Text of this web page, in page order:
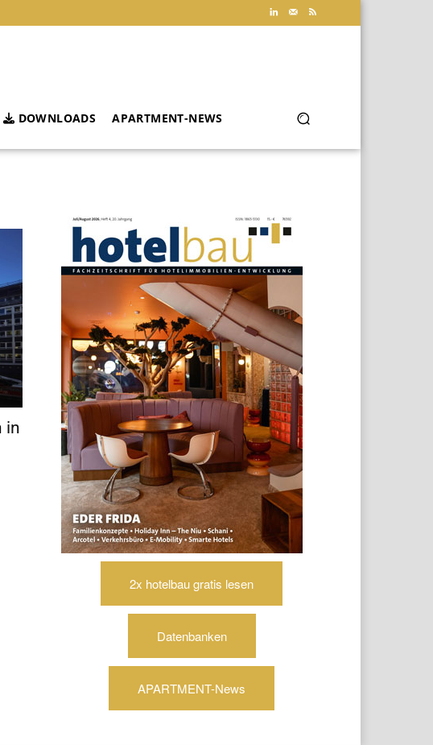
DOWNLOADS APARTMENT-NEWS
in
2x hotelbau gratis lesen
Datenbanken
APARTMENT-News